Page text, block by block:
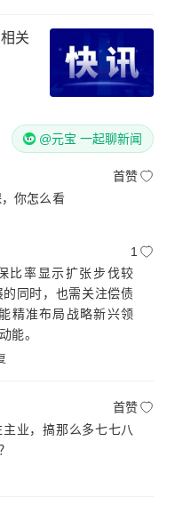
关
@元宝 一起聊新闻
首赞
你怎么看
1
比率显示扩张步伐较
同时，也需关注偿债
精准布局战略新兴领
能。
首赞
业，搞那么多七七八